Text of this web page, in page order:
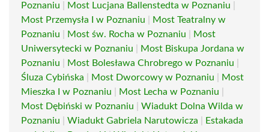
Poznaniu
Most Lucjana Ballenstedta w Poznaniu
Most Przemysła I w Poznaniu
Most Teatralny w
Poznaniu
Most św. Rocha w Poznaniu
Most
Uniwersytecki w Poznaniu
Most Biskupa Jordana w
Poznaniu
Most Bolesława Chrobrego w Poznaniu
Śluza Cybińska
Most Dworcowy w Poznaniu
Most
Mieszka I w Poznaniu
Most Lecha w Poznaniu
Most Dębiński w Poznaniu
Wiadukt Dolna Wilda w
Poznaniu
Wiadukt Gabriela Narutowicza
Estakada